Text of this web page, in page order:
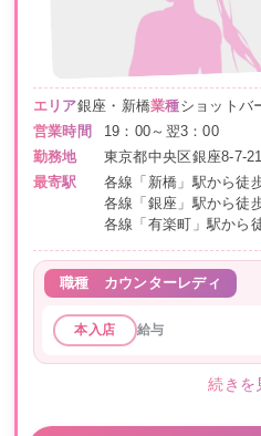
エリア銀座・新橋業種ショットバ
営業時間
19：00～翌3：00
勤務地
東京都中央区銀座8-7-
最寄駅
各線「新橋」駅から徒
各線「銀座」駅から徒
各線「有楽町」駅から
職種 カウンターレディ
本入店 給与
続きを